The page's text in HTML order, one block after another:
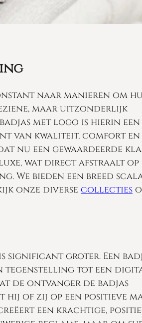
naar manieren om
maar uitzonderlijk
met logo is hierin een
van kwaliteit, comfort en
nu een gewaardeerde
wat direct afstraalt op
We bieden een breed
onze diverse collecties
significant groter. Een
tegenstelling tot een
de ontvanger de badjas
hij of zij op een positieve
een krachtige,